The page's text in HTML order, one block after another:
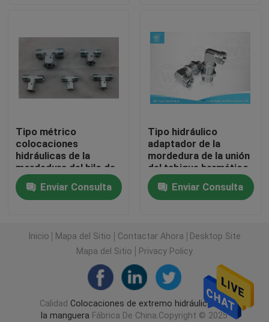
colocaciones hidráulicas de la virola de la manguera
Colocaciones de manguera hidráulicas de JIC
Colocaciones de la llamarada de JIC
Colocaciones de la llamarada de BSP
Muerda el tipo colocación de tubo
Colocaciones hidráulicas de JIS
Instalaciones de tuberías de BSPT
Tipo métrico
colocaciones
hidráulicas de la
mordedura del hilo de
la camiseta de la rama
del adaptador del tubo
con la serie L de la
Enviar Consulta
Tipo hidráulico
adaptador de la
mordedura de la unión
del tabique hermético
de la colocación de
tubo codo de 90
grados
Enviar Consulta
Inicio Mapa del Sitio Contactar Ahora
Desktop Site
Mapa del Sitio
Privacy Policy
Calidad Colocaciones de extremo hidráulicas de
la manguera Fábrica De China.Copyright © 2025